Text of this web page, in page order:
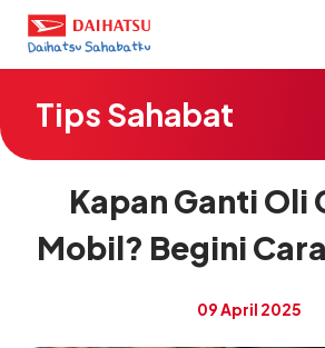
Tips Sahabat
Kapan Ganti Oli
Mobil? Begini
09 April 2025